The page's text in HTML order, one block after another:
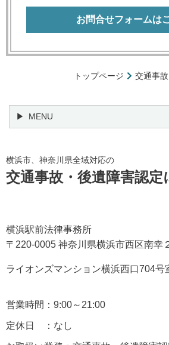
お問合せフォームは
トップページ 交通事
MENU
横浜市、神奈川県全域対応の
交通事故・後遺障害認定
横浜駅前法律事務所
〒220-0005 神奈川県横浜市西区南幸
ライオンズマンション横浜西口704号
営業時間：9:00～21:00
定休日 ：なし